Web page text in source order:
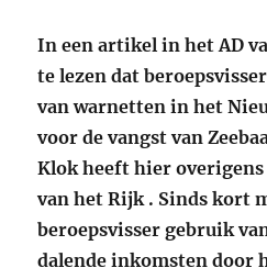
In een artikel in het AD
te lezen dat
van warnetten in het
voor de vangst van
Klok heeft hier
van het Rijk . Sinds kort
beroepsvisser gebruik
dalende inkomsten door